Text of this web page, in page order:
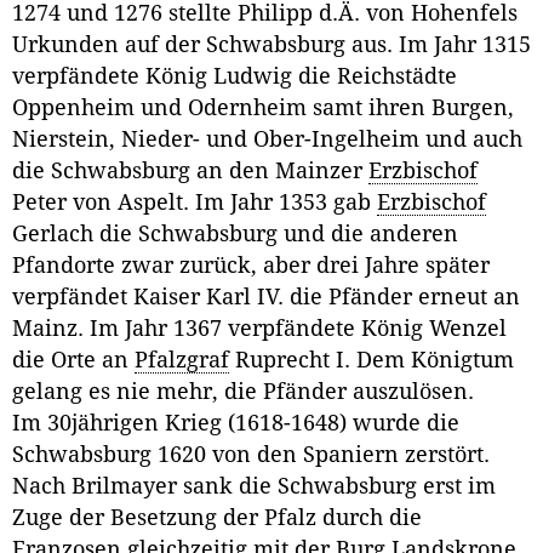
1274 und 1276 stellte Philipp d.Ä. von Hohenfels
Urkunden auf der Schwabsburg aus. Im Jahr 1315
verpfändete König Ludwig die Reichstädte
Oppenheim und Odernheim samt ihren Burgen,
Nierstein, Nieder- und Ober-Ingelheim und auch
die Schwabsburg an den Mainzer Erzbischof
Peter von Aspelt. Im Jahr 1353 gab Erzbischof
Gerlach die Schwabsburg und die anderen
Pfandorte zwar zurück, aber drei Jahre später
verpfändet Kaiser Karl IV. die Pfänder erneut an
Mainz. Im Jahr 1367 verpfändete König Wenzel
die Orte an PfalzgrafRuprecht I. Dem Königtum
gelang es nie mehr, die Pfänder auszulösen.
Im 30jährigen Krieg (1618-1648) wurde die
Schwabsburg 1620 von den Spaniern zerstört.
Nach Brilmayer sank die Schwabsburg erst im
Zuge der Besetzung der Pfalz durch die